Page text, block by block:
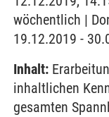
wöchentlich |
19.12.2019 -
Inhalt:
inhaltlichen
gesamten